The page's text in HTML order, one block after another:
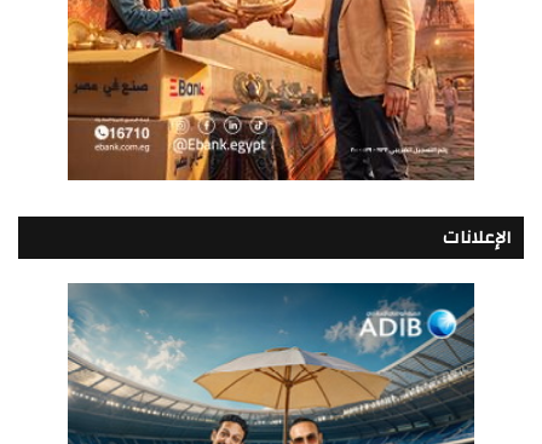
الإعلانات